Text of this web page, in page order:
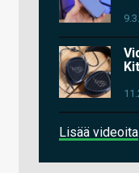
Lisää videoita